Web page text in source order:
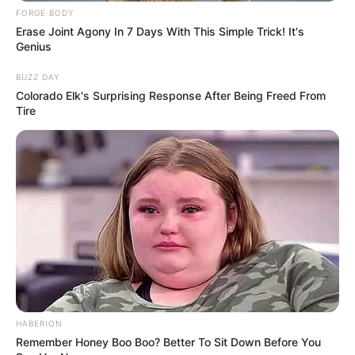
Freizeitangeboteund Museen in und im Umkreis
von Essen:
Umkreissuche Tourismus Essen
Kinderausflugsziele für Essen
Kindergeburtstag feiern
Schlösser und Burgen in und um Essen
Tagesausflugsziele für Essen
Bademöglichkeiten
Wandern
Kinoprogramm
Angebote für Behinderte
Aussichtstürme
FORGE BODY
Erase Joint Agony In 7 Days With This Simple Trick! It's
Genius
BUZZ DAY
Colorado Elk's Surprising Response After Being Freed From
Tire
HABERION
Remember Honey Boo Boo? Better To Sit Down Before You